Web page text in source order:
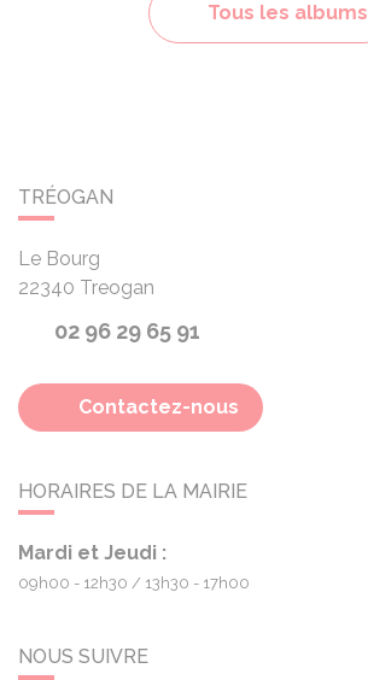
Tous les albums
TRÉOGAN
Le Bourg
22340 Treogan
02 96 29 65 91
Contactez-nous
HORAIRES DE LA MAIRIE
Mardi et Jeudi :
09h00 - 12h30 13h30 - 17h00
NOUS SUIVRE